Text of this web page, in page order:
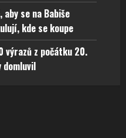
se na Babiše
kde se koupe
z počátku 20.